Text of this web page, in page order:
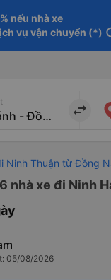
nếu nhà xe
vụ vận chuyển (*)
import_export
Ninh Thuận từ Đồng
nhà xe đi Ninh
05/08/2026